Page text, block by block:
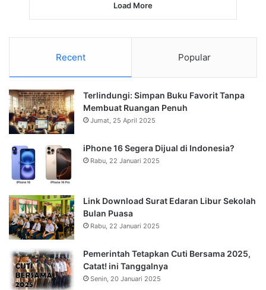
Load More
Recent Popular
Terlindungi: Simpan Buku Favorit Tanpa
Membuat Ruangan Penuh
Jumat, 25 April 2025
iPhone 16 Segera Dijual di Indonesia?
Rabu, 22 Januari 2025
Link Download Surat Edaran Libur Sekolah
Bulan Puasa
Rabu, 22 Januari 2025
Pemerintah Tetapkan Cuti Bersama 2025,
Catat! ini Tanggalnya
Senin, 20 Januari 2025